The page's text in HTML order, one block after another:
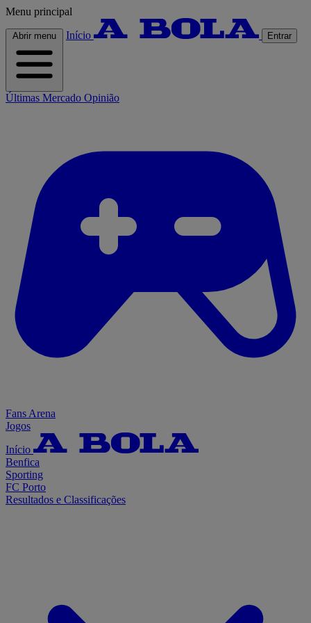
Menu principal
Abrir menu Início Entrar
Últimas Mercado Opinião
Fans Arena
Jogos
Início
Benfica
Sporting
FC Porto
Resultados e Classificações